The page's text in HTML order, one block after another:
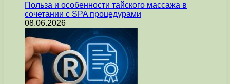
Польза и особенности тайского массажа в
сочетании с SPA процедурами
08.06.2026